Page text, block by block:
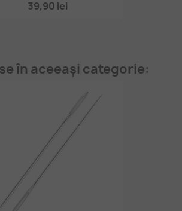
39,90 lei
în aceeași categorie: